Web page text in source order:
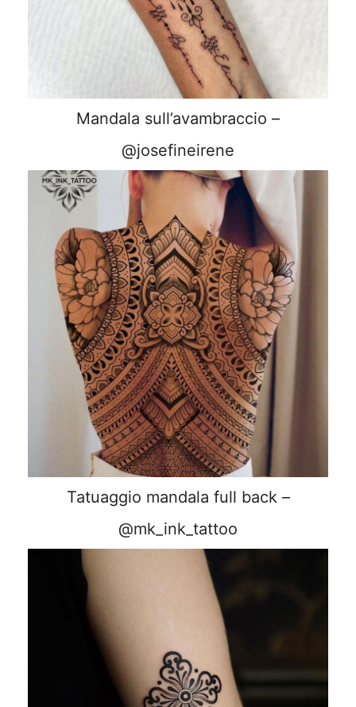
Mandala sull’avambraccio –
@josefineirene
Tatuaggio mandala full back –
@mk_ink_tattoo